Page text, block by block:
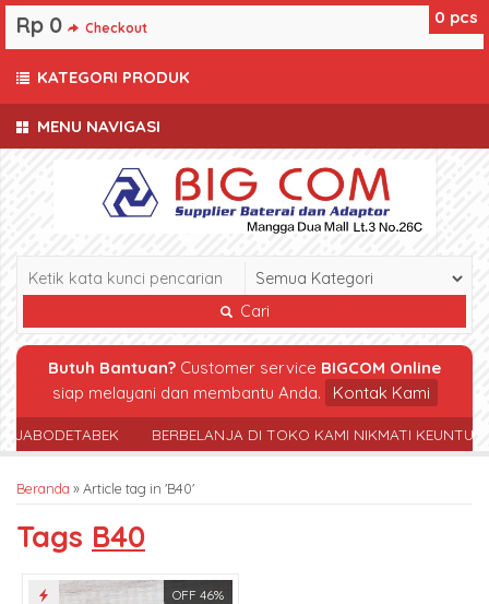
MENU NAVIGASI
Cari
Butuh Bantuan? Customer service BIGCOM Online
siap melayani dan membantu Anda.
Kontak Kami
JABODETABEK BERBELANJA DI TOKO KAMI NIKMATI
Beranda »Article tag in 'B40'
Tags B40
OFF 46%
0 pcs
Rp 0 Checkout
KATEGORI PRODUK